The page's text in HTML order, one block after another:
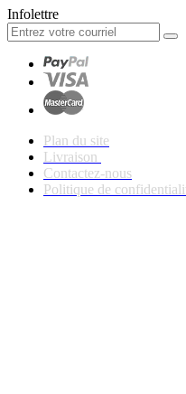
Infolettre
Plan du site
Livraison
Contactez-nous
Politique de